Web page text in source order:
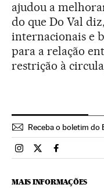
ajudou a
do que Do Val
internacionais e
para a relação
restrição à
Receba o boletim do
Brasil El País Brasil
Brasil El País
Brasil El
MAIS INFORMAÇÕES